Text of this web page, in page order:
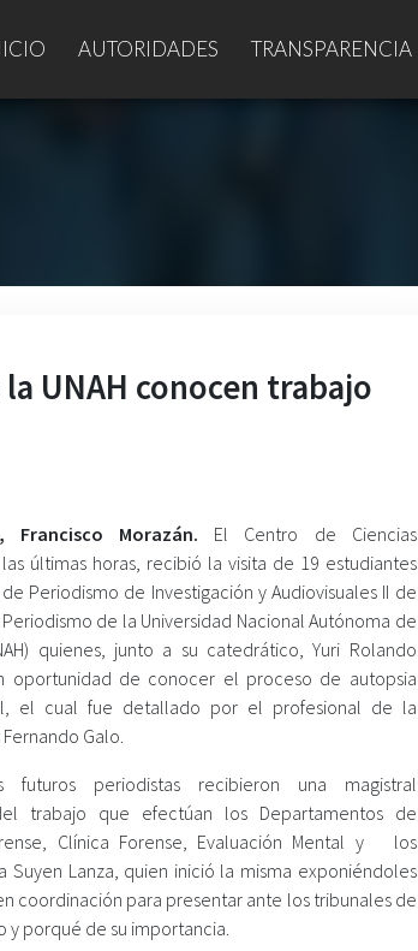
AUTORIDADES TRANSPARENCIA
UNAH conocen trabajo
Francisco Morazán. El Centro de Ciencias
últimas horas, recibió la visita de 19 estudiantes
Periodismo de Investigación y Audiovisuales II de
de la Universidad Nacional Autónoma de
quienes, junto a su catedrático, Yuri Rolando
oportunidad de conocer el proceso de autopsia
el cual fue detallado por el profesional de la
Galo.
futuros periodistas recibieron una magistral
trabajo que efectúan los Departamentos de
Clínica Forense, Evaluación Mental y los
Lanza, quien inició la misma exponiéndoles
coordinación para presentar ante los tribunales de
y porqué de su importancia.